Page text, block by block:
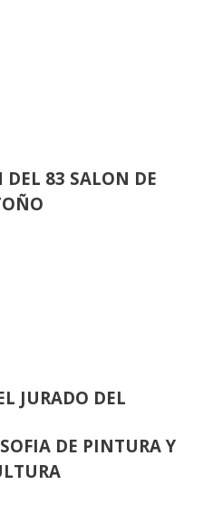
83 SALON DE
JURADO DEL
DE PINTURA Y